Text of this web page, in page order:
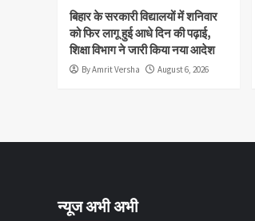
बिहार के सरकारी विद्यालयों में शनिवार
को फिर लागू हुई आधे दिन की पढ़ाई,
शिक्षा विभाग ने जारी किया नया आदेश
By Amrit Versha August 6, 2026
न्यूज अभी अभी